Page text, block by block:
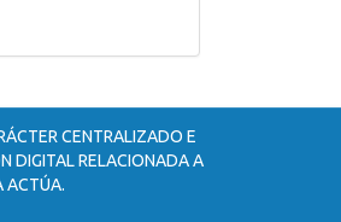
CENTRALIZADO E
DIGITAL RELACIONADA A
ACTÚA.